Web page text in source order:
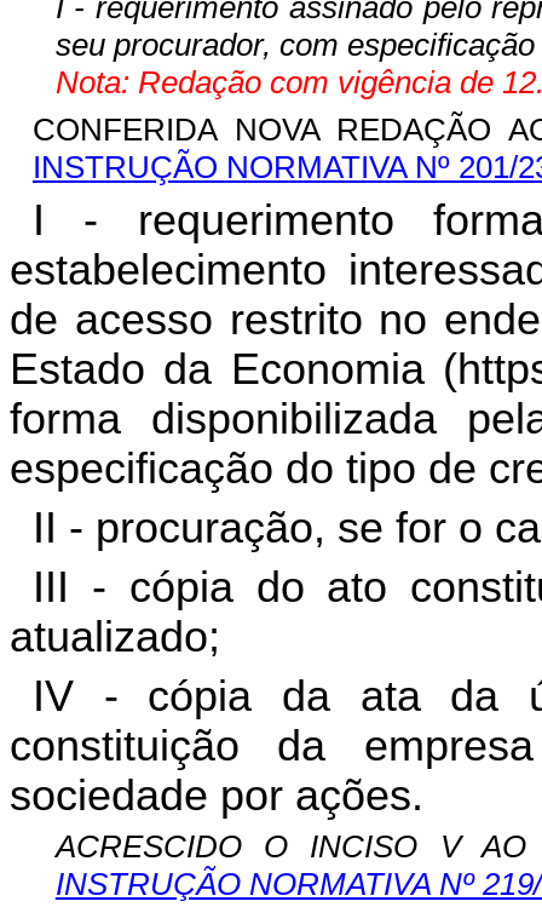
I - requerimento assinado pelo
seu procurador, com
Nota: Redação com vigência de
CONFERIDA NOVA REDAÇÃO
INSTRUÇÃO NORMATIVA Nº 201/
I - requerimento
estabelecimento
de acesso restrito no
Estado da Economia
forma disponibilizada
especificação do tipo de
II - procuração, se for o
III - cópia do ato
atualizado;
IV - cópia da ata da
constituição da
sociedade por ações.
ACRESCIDO O INCISO V
INSTRUÇÃO NORMATIVA Nº